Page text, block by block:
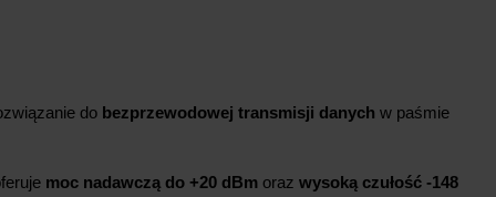
do bezprzewodowej transmisji danych w paśmie
moc nadawczą do +20 dBm oraz wysoką czułość -148